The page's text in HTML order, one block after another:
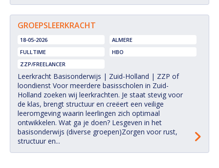
GROEPSLEERKRACHT
18-05-2026
ALMERE
FULLTIME
HBO
ZZP/FREELANCER
Leerkracht Basisonderwijs | Zuid-Holland | ZZP of
loondienst Voor meerdere basisscholen in Zuid-
Holland zoeken wij leerkrachten. Je staat stevig voor
de klas, brengt structuur en creëert een veilige
leeromgeving waarin leerlingen zich optimaal
ontwikkelen. Wat ga je doen? Lesgeven in het
basisonderwijs (diverse groepen)Zorgen voor rust,
structuur en...